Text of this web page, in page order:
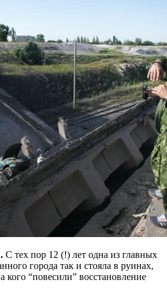
С тех пор 12 (!) лет одна из главных
города так и стояла в руинах,
кого “повесили” восстановление